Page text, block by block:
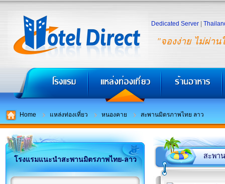
"จองง่าย ไม่ผ่าน
Dedicated Server
Home แหล่งท่องเที่ยว หนองคาย สะพานมิตรภาพไทย ลาว
โรงแรมแนะนำสะพานมิตรภาพไทย-ลาว สะพา